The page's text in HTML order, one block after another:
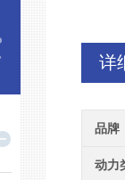
详
品牌
动力